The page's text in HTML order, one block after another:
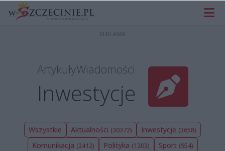
ArtykułyWiadomości
Inwestycje
Wszystkie Aktualności (30372) Inwestycje (3658)
Komunikacja (2412) Polityka (1203) Sport (954)